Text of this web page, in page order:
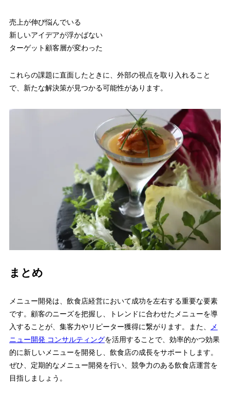
売上が伸び悩んでいる
新しいアイデアが浮かばない
ターゲット顧客層が変わった
これらの課題に直面したときに、外部の視点を取り入れること
で、新たな解決策が見つかる可能性があります。
まとめ
メニュー開発は、飲食店経営において成功を左右する重要な要素
です。顧客のニーズを把握し、トレンドに合わせたメニューを導
入することが、集客力やリピーター獲得に繋がります。また、
メ
ニュー開発 コンサルティングを活用することで、効率的かつ効果
的に新しいメニューを開発し、飲食店の成長をサポートします。
ぜひ、定期的なメニュー開発を行い、競争力のある飲食店運営を
目指しましょう。